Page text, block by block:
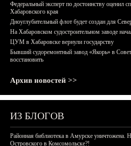
Федеральный эксперт по достоинству оценил
Хабаровского края
Дноуглубительный флот будет создан для
На Хабаровском судостроительном заводе
ЦУМ в Хабаровске вернули государству
Бывший судоремонтный завод «Якорь» в
восстановить
Архив новостей >>
ИЗ БЛОГОВ
Районная библиотека в Амурске уничтожена.
Островского в Комсомольске?!